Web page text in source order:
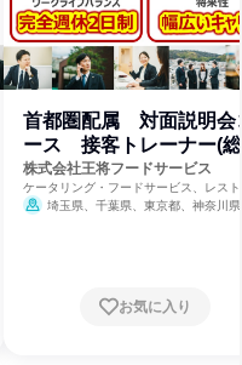
首都圏配属 対面説明会
ース 接客トレーナー(
職)
株式会社王将フードサービス
ケータリング・フードサービス、レス
ン・カフェ、食品・飲料メーカー
埼玉県、千葉県、東京都、神奈川県
お気に入り